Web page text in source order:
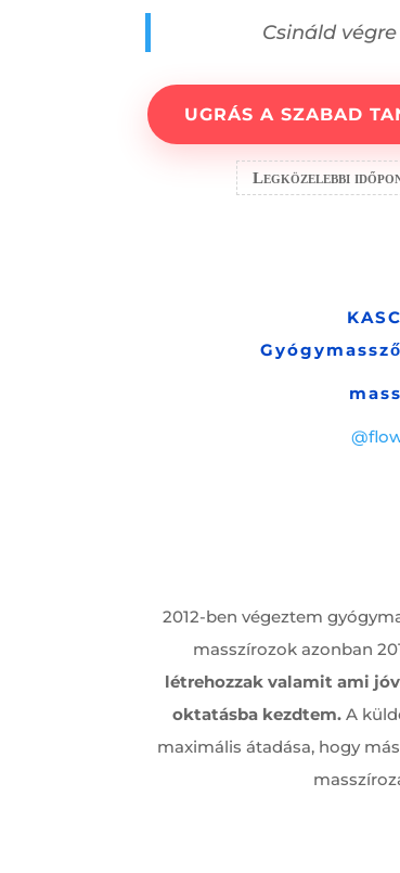
Csináld
UGRÁS A SZABAD
Legközelebbi
2012-ben végeztem
masszírozok azonban
létrehozzak valamit ami
oktatásba kezdtem.A
maximális átadása, hogy